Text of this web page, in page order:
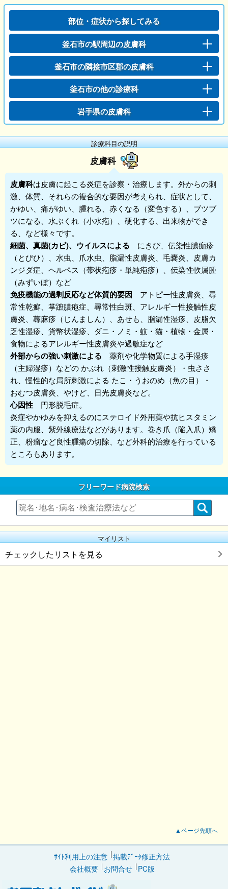
部位・症状から探してみる
釜石市の駅周辺の皮膚科
釜石市の隣接市区郡の皮膚科
釜石市の他の診療科
岩手県の皮膚科
診療科目の説明
皮膚科
皮膚科は皮膚に起こる炎症を診察・治療します。外からの刺
激、体質、それらの複合的な要因が考えられ、症状として、
かゆい、痛がゆい、腫れる、赤くなる（変色する）、ブツブ
ツになる、水ぶくれ（小水疱）、硬化する、出来物ができ
る、など様々です。
細菌、真菌(カビ)、ウイルスによる にきび、伝染性膿痂疹
（とびひ）、水虫、爪水虫、脂漏性皮膚炎、毛嚢炎、皮膚カ
ンジダ症、ヘルペス（帯状疱疹・単純疱疹）、伝染性軟属腫
（みずいぼ）など
免疫機能の過剰反応など体質的要因 アトピー性皮膚炎、尋
常性乾癬、掌蹠膿疱症、尋常性白斑、アレルギー性接触性皮
膚炎、蕁麻疹（じんましん）、あせも、脂漏性湿疹、皮脂欠
乏性湿疹、貨幣状湿疹、ダニ・ノミ・蚊・猫・植物・金属・
食物によるアレルギー性皮膚炎や過敏症など
外部からの強い刺激による 薬剤や化学物質による手湿疹
（主婦湿疹）などの かぶれ（刺激性接触皮膚炎）・虫ささ
れ、慢性的な局所刺激による たこ・うおのめ（魚の目）・
おむつ皮膚炎、やけど、日光皮膚炎など。
心因性 円形脱毛症。
炎症やかゆみを抑えるのにステロイド外用薬や抗ヒスタミン
薬の内服、紫外線療法などがあります。巻き爪（陥入爪）矯
正、粉瘤など良性腫瘍の切除、など外科的治療を行っている
ところもあります。
フリーワード病院検索
マイリスト
チェックしたリストを見る
▲ページ先頭へ
ｻｲﾄ利用上の注意 掲載ﾃﾞｰﾀ修正方法
会社概要
お問合せ PC版